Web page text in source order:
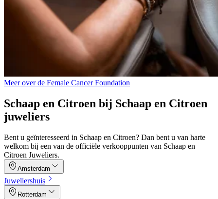
Meer over de Female Cancer Foundation
Schaap en Citroen bij Schaap en Citroen
juweliers
Bent u geïnteresseerd in Schaap en Citroen? Dan bent u van harte
welkom bij een van de officiële verkooppunten van Schaap en
Citroen Juweliers.
Amsterdam
Juweliershuis
Rotterdam